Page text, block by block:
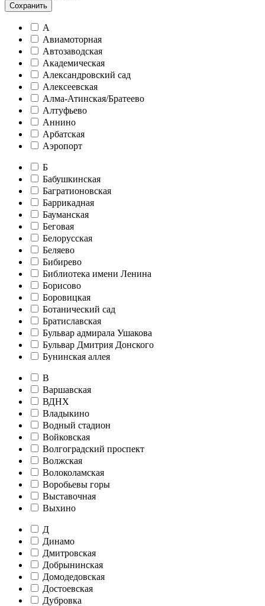
Сохранить
А
Авиамоторная
Автозаводская
Академическая
Александровский сад
Алексеевская
Алма-Атинская/Братеево
Алтуфьево
Аннино
Арбатская
Аэропорт
Б
Бабушкинская
Багратионовская
Баррикадная
Бауманская
Беговая
Белорусская
Беляево
Бибирево
Библиотека имени Ленина
Борисово
Боровицкая
Ботанический сад
Братиславская
Бульвар адмирала Ушакова
Бульвар Дмитрия Донского
Бунинская аллея
В
Варшавская
ВДНХ
Владыкино
Водный стадион
Войковская
Волгоградский проспект
Волжская
Волоколамская
Воробьевы горы
Выставочная
Выхино
Д
Динамо
Дмитровская
Добрынинская
Домодедовская
Достоевская
Дубровка